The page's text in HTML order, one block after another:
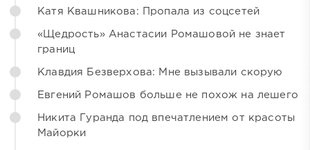
Катя Квашникова: Пропала из соцсетей
«Щедрость» Анастасии Ромашовой не знает
границ
Клавдия Безверхова: Мне вызывали скорую
Евгений Ромашов больше не похож на лешего
Никита Гуранда под впечатлением от красоты
Майорки